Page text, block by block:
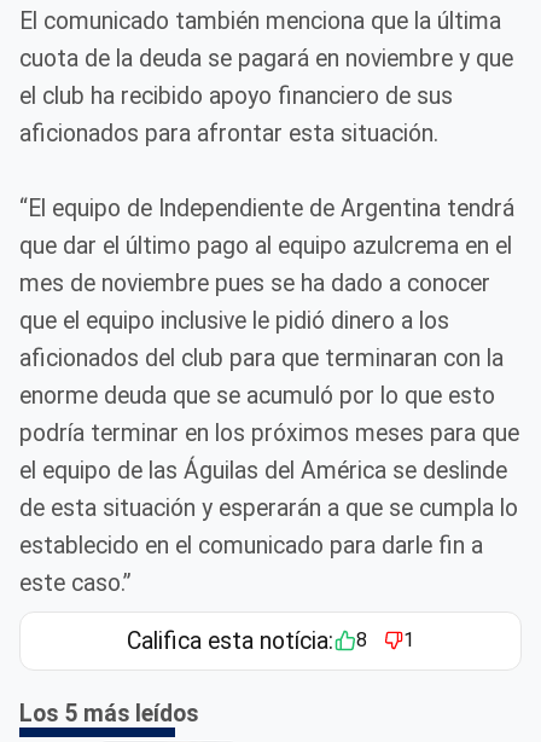
El comunicado también menciona que la última
cuota de la deuda se pagará en noviembre y que
el club ha recibido apoyo financiero de sus
aficionados para afrontar esta situación.
“El equipo de Independiente de Argentina tendrá
que dar el último pago al equipo azulcrema en el
mes de noviembre pues se ha dado a conocer
que el equipo inclusive le pidió dinero a los
aficionados del club para que terminaran con la
enorme deuda que se acumuló por lo que esto
podría terminar en los próximos meses para que
el equipo de las Águilas del América se deslinde
de esta situación y esperarán a que se cumpla lo
establecido en el comunicado para darle fin a
este caso.”
Califica esta notícia: 8 1
Los 5 más leídos